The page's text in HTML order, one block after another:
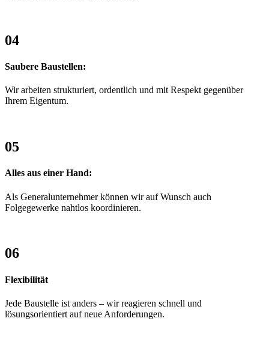
04
Saubere Baustellen:
Wir arbeiten strukturiert, ordentlich und mit Respekt gegenüber
Ihrem Eigentum.
05
Alles aus einer Hand:
Als Generalunternehmer können wir auf Wunsch auch
Folgegewerke nahtlos koordinieren.
06
Flexibilität
Jede Baustelle ist anders – wir reagieren schnell und
lösungsorientiert auf neue Anforderungen.